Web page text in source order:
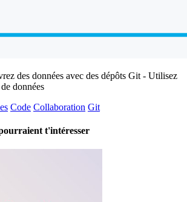
des données avec des dépôts Git - Utilisez
données
Code Collaboration Git
t'intéresser